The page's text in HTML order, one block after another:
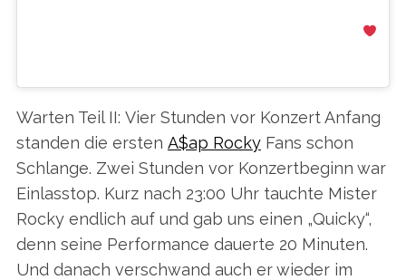
Warten Teil II: Vier Stunden vor Konzert Anfang
standen die ersten A$ap RockyFans schon
Schlange. Zwei Stunden vor Konzertbeginn war
Einlasstop. Kurz nach 23:00 Uhr tauchte Mister
Rocky endlich auf und gab uns einen „Quicky“,
denn seine Performance dauerte 20 Minuten.
Und danach verschwand auch er wieder im